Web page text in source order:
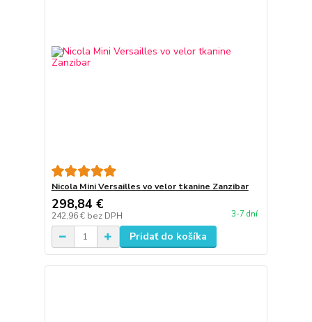
Nicola Mini Versailles vo velor tkanine Zanzibar
298,84 €
242,96 € bez DPH 3-7 dní
Pridať do košíka